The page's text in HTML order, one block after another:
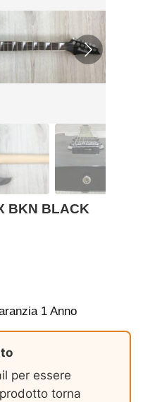
BKN BLACK
1 Anno
per essere
torna